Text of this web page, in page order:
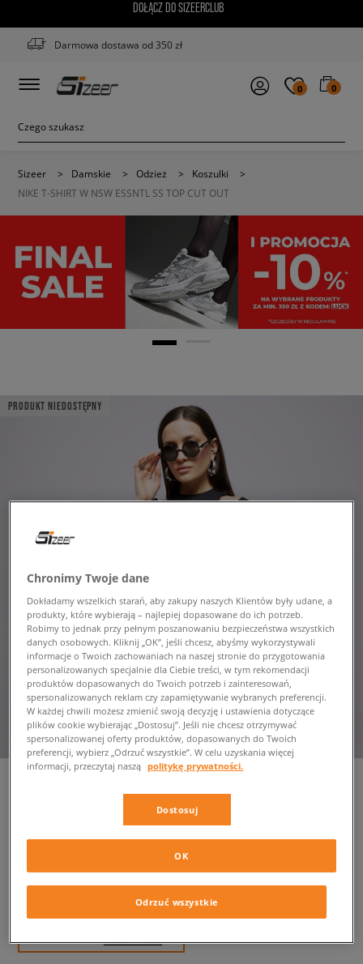
DOŁĄCZ DO SIZEERCLUB
Darmowa dostawa od 350 zł
0 0
Sizeer > Damskie > Odzież > Koszulki
>
NIKE T-SHIRT W NSW ESSNTL SS TOP CUT OUT
PRODUKT NIEDOSTĘPNY
NIKE T-SHIRT W NSW ESSNTL
SS TOP CUT OUT
✛ 180 PKT. WSIZEERCLUB
Chronimy Twoje dane
Dokładamy wszelkich starań, aby zakupy naszych Klientów były udane, a
produkty, które wybierają – najlepiej dopasowane do ich potrzeb.
Robimy to jednak przy pełnym poszanowaniu bezpieczeństwa wszystkich
danych osobowych. Kliknij „OK”, jeśli chcesz, abyśmy wykorzystywali
informacje o Twoich zachowaniach na naszej stronie do przygotowania
personalizowanych specjalnie dla Ciebie treści, w tym rekomendacji
produktów dopasowanych do Twoich potrzeb i zainteresowań,
spersonalizowanych reklam czy zapamiętywanie wybranych preferencji.
W każdej chwili możesz zmienić swoją decyzję i ustawienia dotyczące
plików cookie wybierając „Dostosuj”. Jeśli nie chcesz otrzymywać
spersonalizowanej oferty produktów, dopasowanych do Twoich
preferencji, wybierz „Odrzuć wszystkie”. W celu uzyskania więcej
informacji, przeczytaj naszą politykę prywatności.
Dostosuj
Odrzuć wszystkie
OK